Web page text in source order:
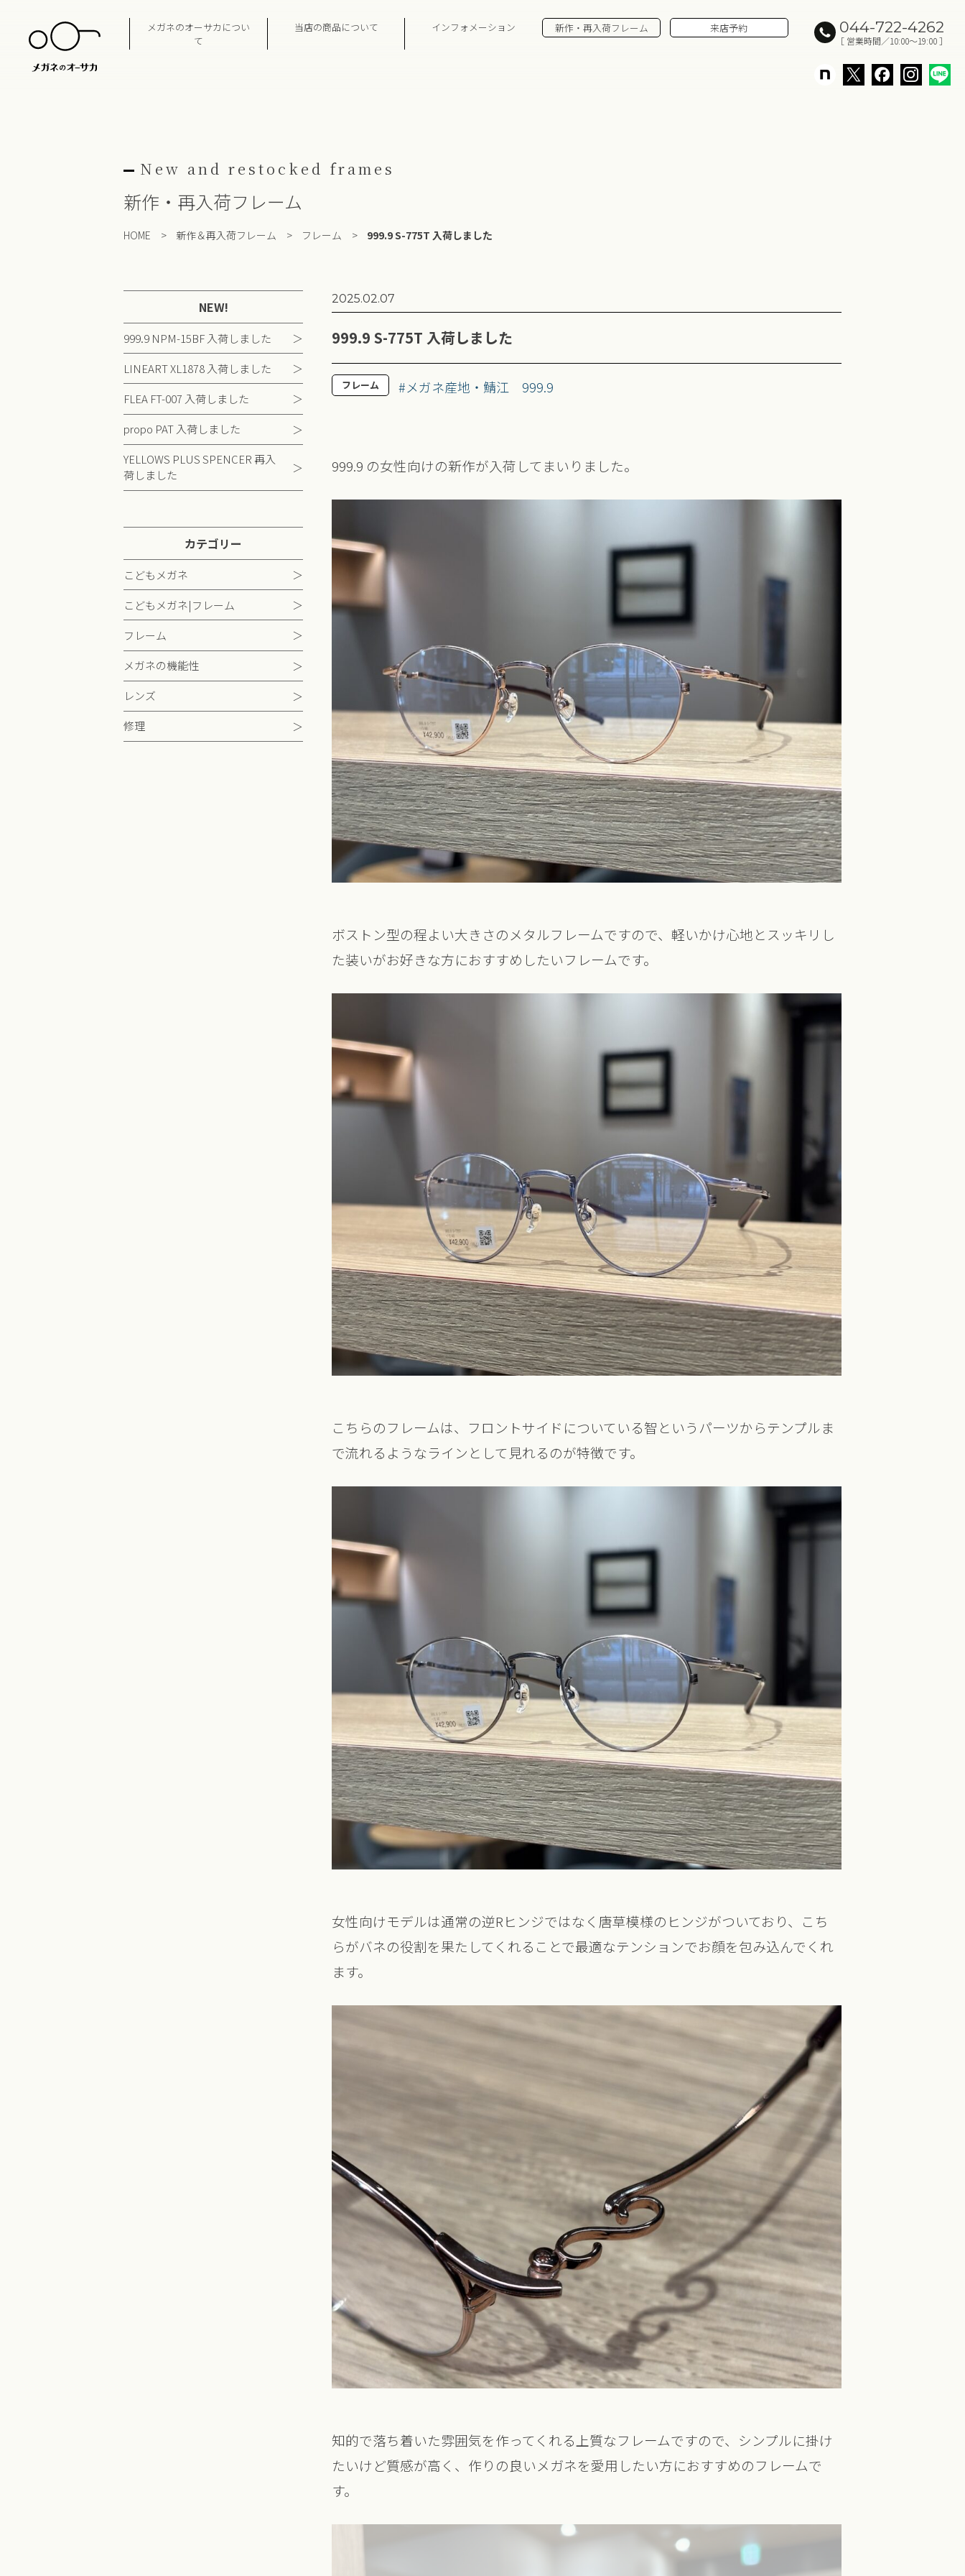
content
メガネのオーサカについ
て
当店の商品について インフォメーション 新作・再入荷フレーム 来店予約 044-722-4262
［ 営業時間／10:00～19:00 ］
New and restocked frames
新作・再入荷フレーム
HOME > 新作＆再入荷フレーム > フレーム > 999.9 S-775T 入荷しました
NEW!
999.9 NPM-15BF 入荷しました
LINEART XL1878 入荷しました
FLEA FT-007 入荷しました
propo PAT 入荷しました
YELLOWS PLUS SPENCER 再入
荷しました
カテゴリー
こどもメガネ
こどもメガネ|フレーム
フレーム
メガネの機能性
レンズ
修理
2025.02.07
999.9 S-775T 入荷しました
フレーム #メガネ産地・鯖江 999.9
999.9 の女性向けの新作が入荷してまいりました。
ボストン型の程よい大きさのメタルフレームですので、軽いかけ心地とスッキリし
た装いがお好きな方におすすめしたいフレームです。
こちらのフレームは、フロントサイドについている智というパーツからテンプルま
で流れるようなラインとして見れるのが特徴です。
女性向けモデルは通常の逆Rヒンジではなく唐草模様のヒンジがついており、こち
らがバネの役割を果たしてくれることで最適なテンションでお顔を包み込んでくれ
ます。
知的で落ち着いた雰囲気を作ってくれる上質なフレームですので、シンプルに掛け
たいけど質感が高く、作りの良いメガネを愛用したい方におすすめのフレームで
す。